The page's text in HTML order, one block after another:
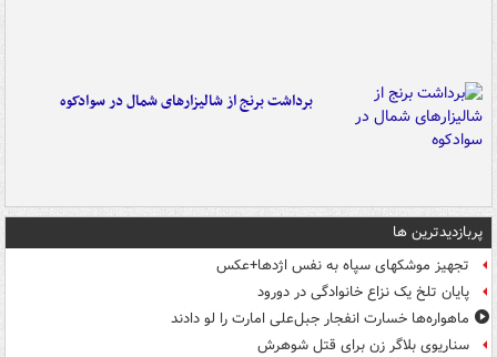
برداشت برنج از شالیزارهای شمال در سوادکوه
پربازدیدترین ها
تجهیز موشکهای سپاه به نفس اژدها+عکس
پایان تلخ یک نزاع خانوادگی در دورود
ماهواره‌ها خسارت انفجار جبل‌علی امارت را لو دادند
سناریوی بلاگر زن برای قتل شوهرش